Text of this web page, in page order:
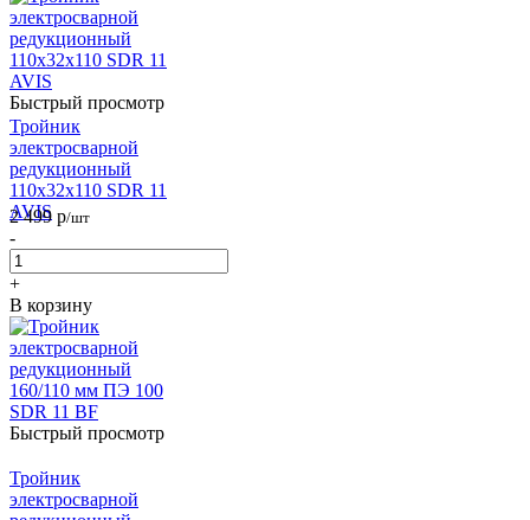
Быстрый просмотр
Тройник
электросварной
редукционный
110х32х110 SDR 11
AVIS
2 499 р/шт
-
+
В корзину
Быстрый просмотр
Тройник
электросварной